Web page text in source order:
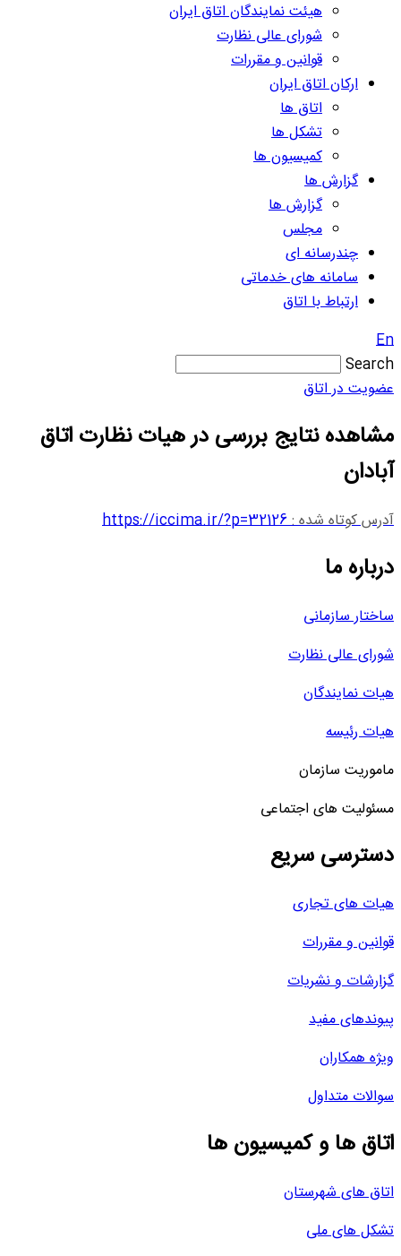
هیئت نمایندگان اتاق ایران
شورای عالی نظارت
قوانین و مقررات
ارکان اتاق ایران
اتاق ها
تشکل ها
کمیسیون ها
گزارش ها
گزارش ها
مجلس
چندرسانه ای
سامانه های خدماتی
ارتباط با اتاق
En
Search
عضویت در اتاق
مشاهده نتایج بررسی در هیات نظارت اتاق
آبادان
آدرس کوتاه شده :https://iccima.ir/?p=32126
درباره ما
ساختار سازمانی
شورای عالی نظارت
هیات نمایندگان
هیات رئیسه
ماموریت سازمان
مسئولیت های اجتماعی
دسترسی سریع
هیات های تجاری
قوانین و مقررات
گزارشات و نشریات
پیوندهای مفید
ویژه همکاران
سوالات متداول
اتاق ها و کمیسیون ها
اتاق های شهرستان
تشکل های ملی